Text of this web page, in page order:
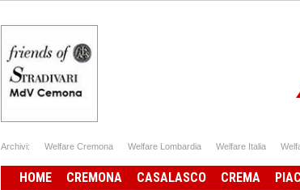
Archivi: Welfare Cremona Welfare Lombardia Welfare Italia
HOME CREMONA CASALASCO CREMA